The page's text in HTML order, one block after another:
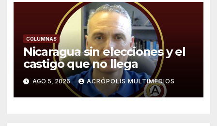
COLUMNAS
Nicaragua sin elecciones y el
castigo que no llega
AGO 5, 2026 ACRÓPOLIS MULTIMEDIOS